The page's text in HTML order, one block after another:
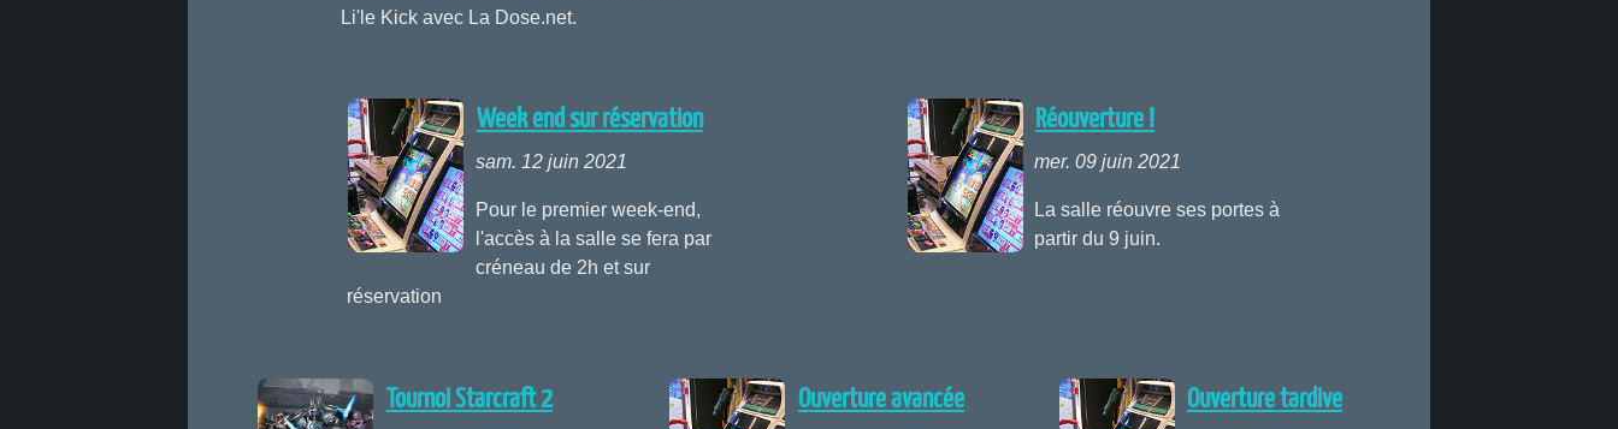
Li'le Kick avec La Dose.net.
Week end sur réservation
sam. 12 juin 2021
Pour le premier week-end,
l'accès à la salle se fera par
créneau de 2h et sur
réservation
Réouverture !
mer. 09 juin 2021
La salle réouvre ses portes à
partir du 9 juin.
Tournoi Starcraft 2 Ouverture avancée Ouverture tardive